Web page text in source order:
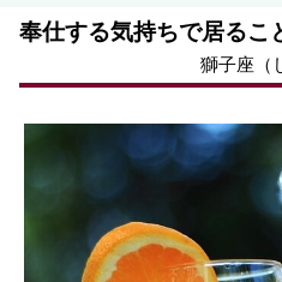
奉仕する気持ちで居るこ
獅子座（